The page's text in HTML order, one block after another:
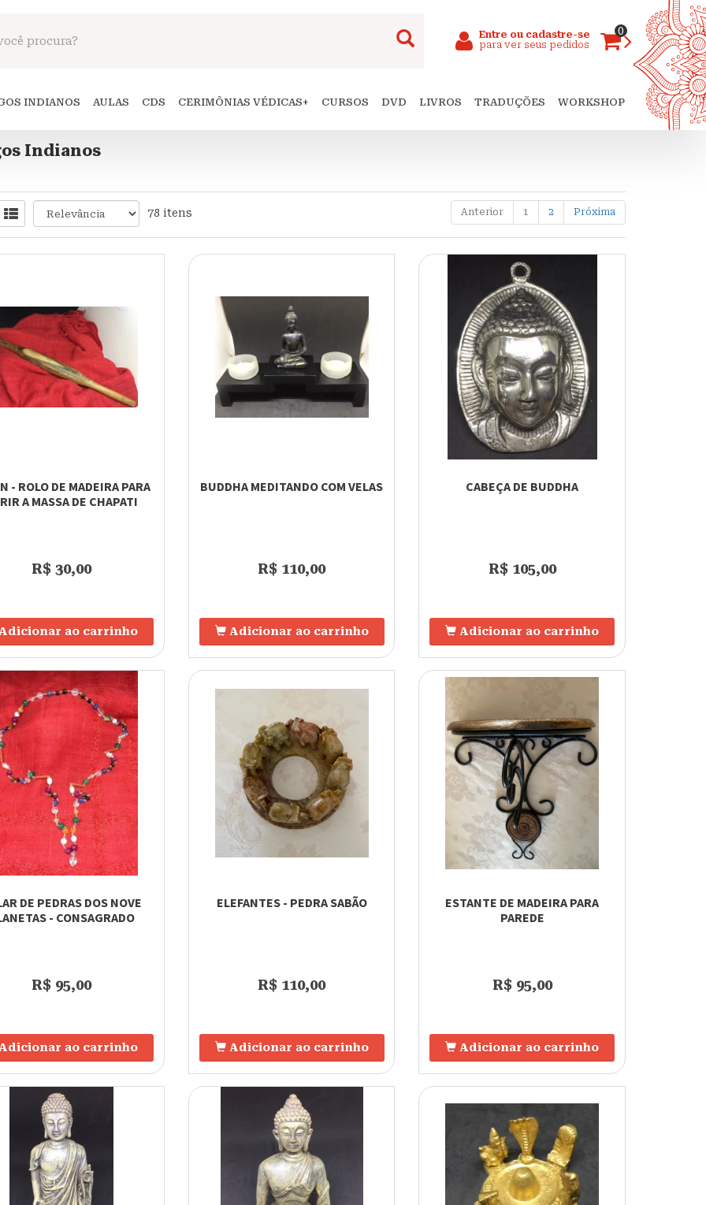
Entre ou cadastre-se
para ver seus pedidos
0
INDIANOS AULAS CDS CERIMÔNIAS VÉDICAS+ CURSOS DVD LIVROS TRADUÇÕES WORKSHOP
Indianos
78 itens Anterior 1 2 Próxima
- ROLO DE MADEIRA PARA
A MASSA DE CHAPATI
R$ 30,00
ao carrinho
BUDDHA MEDITANDO COM VELAS
R$ 110,00
Adicionar ao carrinho
CABEÇA DE BUDDHA
R$ 105,00
Adicionar ao carrinho
DE PEDRAS DOS NOVE
- CONSAGRADO
R$ 95,00
ao carrinho
ELEFANTES - PEDRA SABÃO
R$ 110,00
Adicionar ao carrinho
ESTANTE DE MADEIRA PARA
PAREDE
R$ 95,00
Adicionar ao carrinho